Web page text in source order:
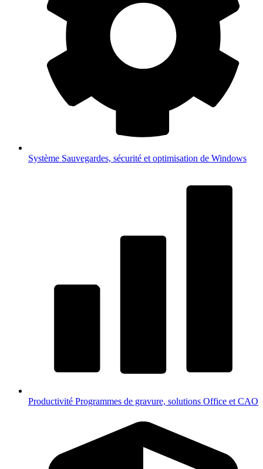
Système Sauvegardes, sécurité et optimisation de Windows
Productivité Programmes de gravure, solutions Office et CAO